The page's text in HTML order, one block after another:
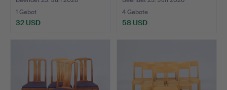
1 Gebot
32 USD
4 Gebote
58 USD